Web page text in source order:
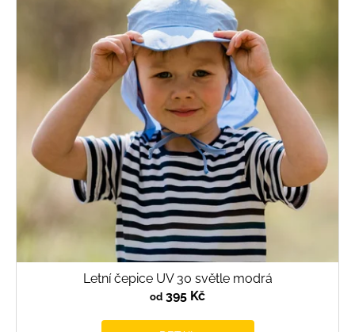
Letní čepice UV 30 světle modrá
od 395 Kč